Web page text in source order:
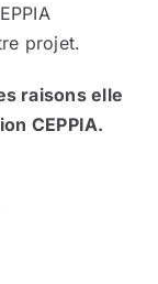
projet.
raisons elle
CEPPIA.